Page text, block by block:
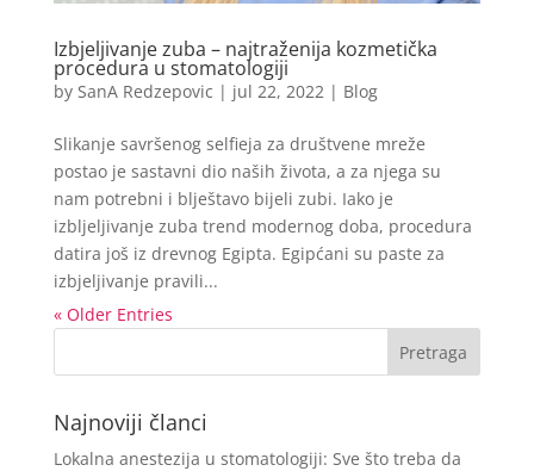
Izbjeljivanje zuba – najtraženija kozmetička
procedura u stomatologiji
by SanA Redzepovic | jul 22, 2022| Blog
Slikanje savršenog selfieja za društvene mreže
postao je sastavni dio naših života, a za njega su
nam potrebni i blještavo bijeli zubi. Iako je
izbljeljivanje zuba trend modernog doba, procedura
datira još iz drevnog Egipta. Egipćani su paste za
izbjeljivanje pravili...
« Older Entries
Najnoviji članci
Lokalna anestezija u stomatologiji: Sve što treba da